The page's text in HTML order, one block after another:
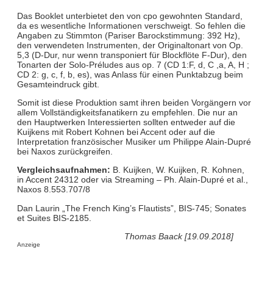
Das Booklet unterbietet den von cpo gewohnten Standard,
da es wesentliche Informationen verschweigt. So fehlen die
Angaben zu Stimmton (Pariser Barockstimmung: 392 Hz),
den verwendeten Instrumenten, der Originaltonart von Op.
5,3 (D-Dur, nur wenn transponiert für Blockflöte F-Dur), den
Tonarten der Solo-Préludes aus op. 7 (CD 1:F, d, C ,a, A, H ;
CD 2: g, c, f, b, es), was Anlass für einen Punktabzug beim
Gesamteindruck gibt.
Somit ist diese Produktion samt ihren beiden Vorgängern vor
allem Vollständigkeitsfanatikern zu empfehlen. Die nur an
den Hauptwerken Interessierten sollten entweder auf die
Kuijkens mit Robert Kohnen bei Accent oder auf die
Interpretation französischer Musiker um Philippe Alain-Dupré
bei Naxos zurückgreifen.
Vergleichsaufnahmen: B. Kuijken, W. Kuijken, R. Kohnen,
in Accent 24312 oder via Streaming – Ph. Alain-Dupré et al.,
Naxos 8.553.707/8
Dan Laurin „The French King’s Flautists”, BIS-745; Sonates
et Suites BIS-2185.
Thomas Baack [19.09.2018]
Anzeige